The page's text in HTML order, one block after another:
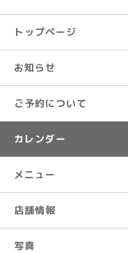
トップページ
お知らせ
ご予約について
カレンダー
メニュー
店舗情報
写真